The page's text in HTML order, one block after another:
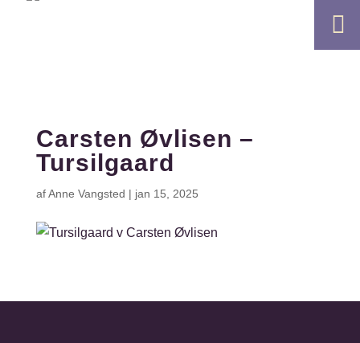

Carsten Øvlisen –
Tursilgaard
afAnne Vangsted | jan 15, 2025